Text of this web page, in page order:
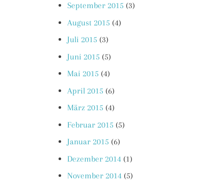
September 2015 (3)
August 2015 (4)
Juli 2015 (3)
Juni 2015 (5)
Mai 2015 (4)
April 2015 (6)
März 2015 (4)
Februar 2015 (5)
Januar 2015 (6)
Dezember 2014 (1)
November 2014 (5)